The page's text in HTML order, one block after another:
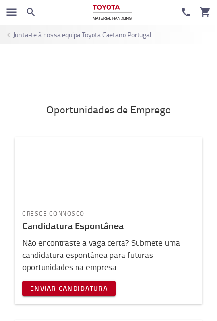
Junta-te à nossa equipa Toyota Caetano Portugal
Oportunidades de Emprego
CRESCE CONNOSCO
Candidatura Espontânea
Não encontraste a vaga certa? Submete uma
candidatura espontânea para futuras
oportunidades na empresa.
ENVIAR CANDIDATURA